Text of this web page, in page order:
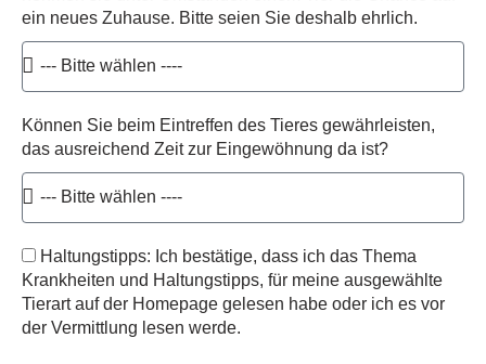
ein neues Zuhause. Bitte seien Sie deshalb ehrlich.
Können Sie beim Eintreffen des Tieres gewährleisten,
das ausreichend Zeit zur Eingewöhnung da ist?
Haltungstipps: Ich bestätige, dass ich das Thema
Krankheiten und Haltungstipps, für meine ausgewählte
Tierart auf der Homepage gelesen habe oder ich es vor
der Vermittlung lesen werde.